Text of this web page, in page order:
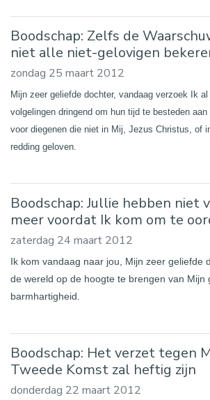
Boodschap: Zelfs de
niet alle niet-gelovigen
zondag 25 maart 2012
Mijn zeer geliefde dochter, vandaag verzoek Ik
volgelingen dringend om hun tijd te besteden aan
voor diegenen die niet in Mij, Jezus Christus, of
redding geloven.
Boodschap: Jullie hebben niet
meer voordat Ik kom om te
zaterdag 24 maart 2012
Ik kom vandaag naar jou, Mijn zeer geliefde
de wereld op de hoogte te brengen van Mijn
barmhartigheid.
Boodschap: Het verzet tegen
Tweede Komst zal heftig zijn
donderdag 22 maart 2012